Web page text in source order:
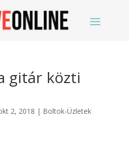
gitár közti
2, 2018 | Boltok-Üzletek